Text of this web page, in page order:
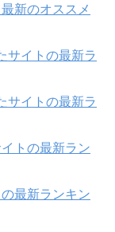
新のオススメ
サイトの最新ラ
サイトの最新ラ
トの最新ラン
最新ランキン